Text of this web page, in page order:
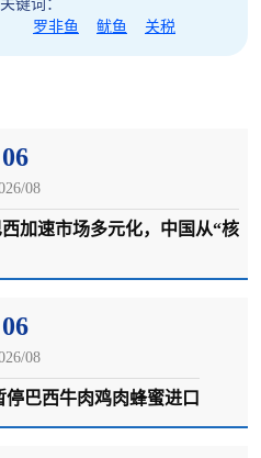
键词：
罗非鱼 鱿鱼 关税
06
08
加速市场多元化，中国从“核
06
08
巴西牛肉鸡肉蜂蜜进口